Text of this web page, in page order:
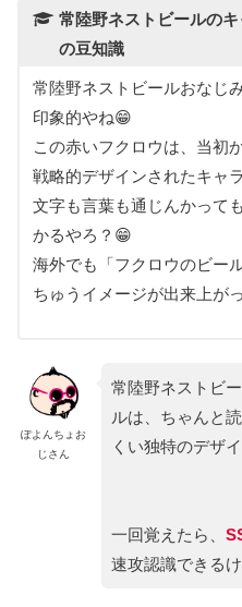
常陸野ネストビールのキ
の豆知識
常陸野ネストビールおなじ
印象的やね😁
この赤いフクロウは、当初
戦略的デザインされたキャ
文字も言葉も通じんかって
かるやろ？😁
海外でも「フクロウのビー
ちゅうイメージが出来上が
ぽよんちょお
じさん
常陸野ネストビ
ルは、ちゃんと
くい独特のデザイ
一回覚えたら、
速攻認識できる